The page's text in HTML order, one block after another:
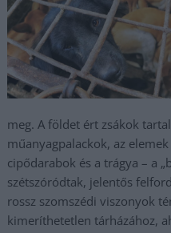
meg. A földet ért zsákok
műanyagpalackok, az
cipődarabok és a trágya – a
szétszóródtak, jelentős
rossz szomszédi viszonyok
kimeríthetetlen tárházához,